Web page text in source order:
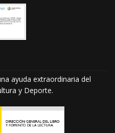
ayuda extraordinaria del
y Deporte.